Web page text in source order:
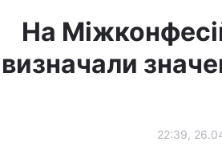
На
визначали
22:39,